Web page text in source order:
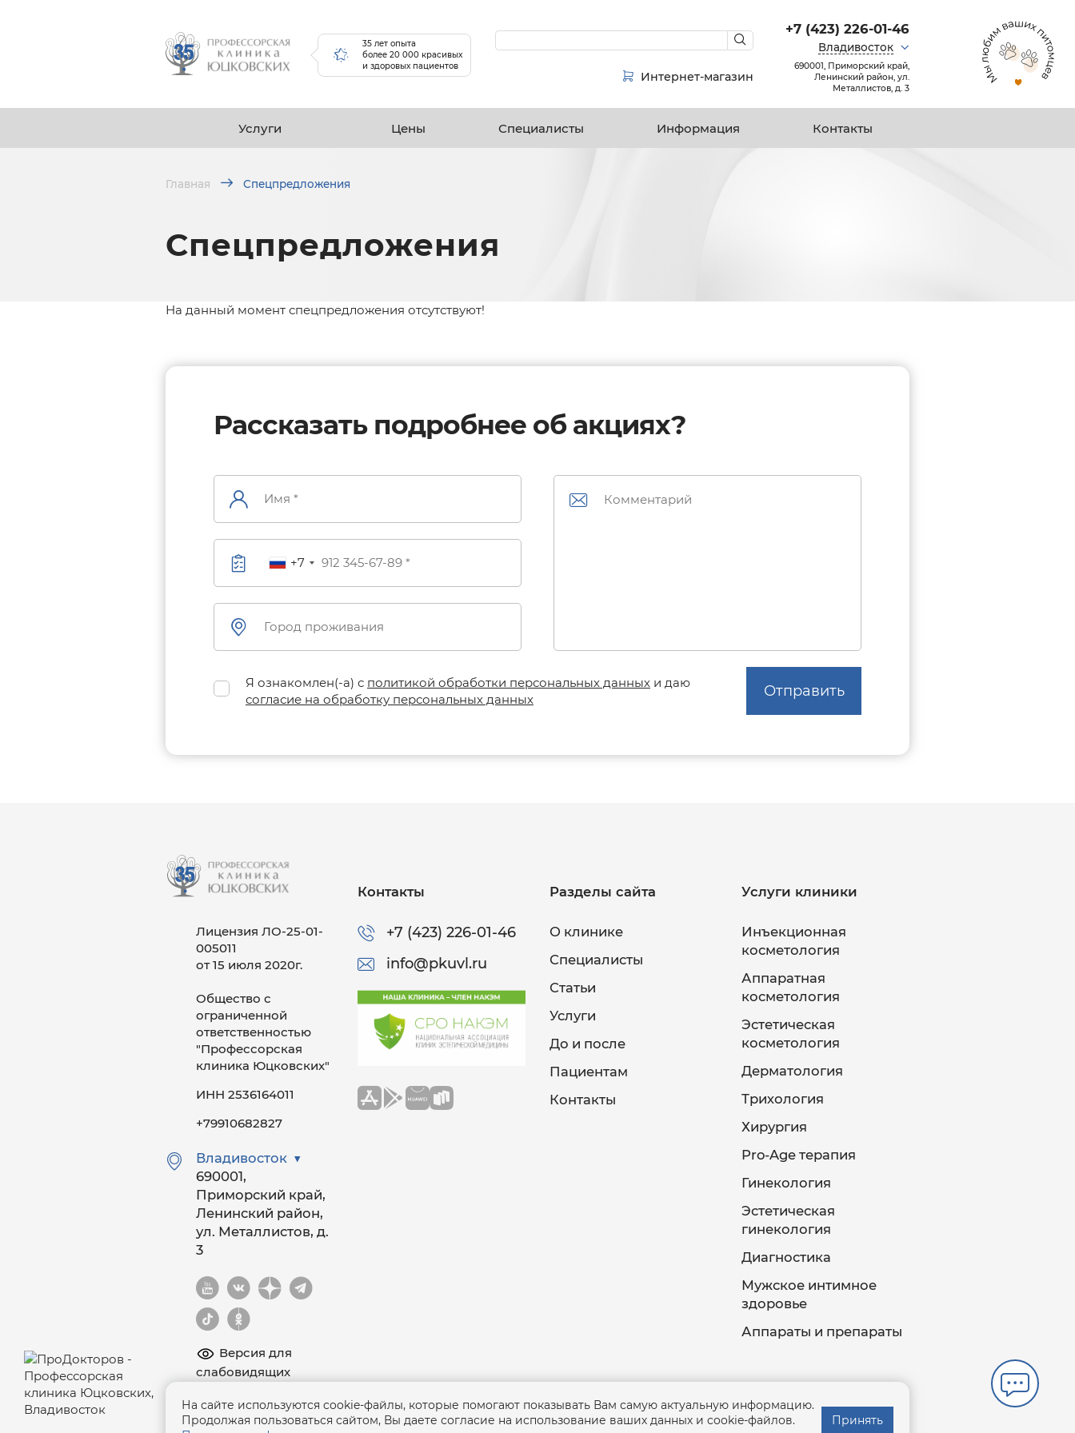
35 лет опыта
более 20 000 красивых
и здоровых пациентов
Интернет-магазин
+7 (423) 226-01-46
Владивосток
690001, Приморский край,
Ленинский район, ул.
Металлистов, д. 3
Услуги Цены Специалисты Информация Контакты
Главная Спецпредложения
Спецпредложения
На данный момент спецпредложения отсутствуют!
Рассказать подробнее об акциях?
+7
Я ознакомлен(-а) с политикой обработки персональных данных и даю
согласие на обработку персональных данных
Отправить
Лицензия ЛО-25-01-
005011
от 15 июля 2020г.
Общество с
ограниченной
ответственностью
"Профессорская
клиника Юцковских"
ИНН 2536164011
+79910682827
Владивосток
690001,
Приморский край,
Ленинский район,
ул. Металлистов, д.
3
Версия для
слабовидящих
Информация на сайте
носит ознакомительный
характер и не является
Контакты
+7 (423) 226-01-46
info@pkuvl.ru
Разделы сайта
О клинике
Специалисты
Статьи
Услуги
До и после
Пациентам
Контакты
Услуги клиники
Инъекционная
косметология
Аппаратная
косметология
Эстетическая
косметология
Дерматология
Трихология
Хирургия
Pro-Age терапия
Гинекология
Эстетическая
гинекология
Диагностика
Мужское интимное
здоровье
Аппараты и препараты
На сайте используются cookie-файлы, которые помогают показывать Вам самую актуальную информацию.
Продолжая пользоваться сайтом, Вы даете согласие на использование ваших данных и cookie-файлов.
Принять